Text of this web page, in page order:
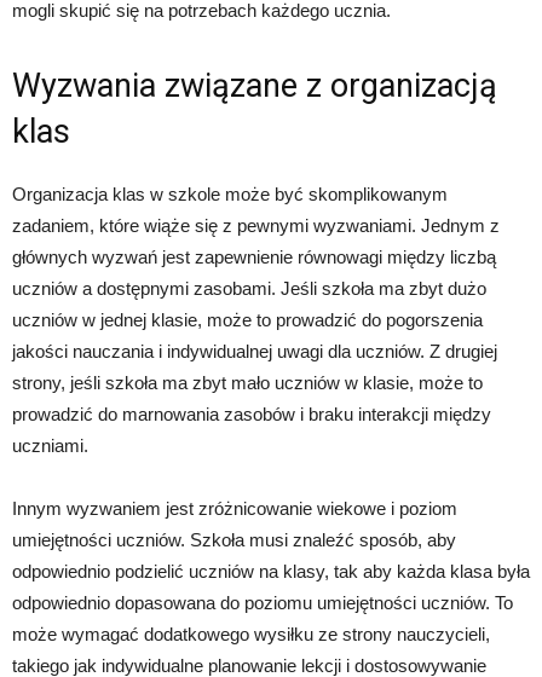
mogli skupić się na potrzebach każdego ucznia.
Wyzwania związane z organizacją
klas
Organizacja klas w szkole może być skomplikowanym
zadaniem, które wiąże się z pewnymi wyzwaniami. Jednym z
głównych wyzwań jest zapewnienie równowagi między liczbą
uczniów a dostępnymi zasobami. Jeśli szkoła ma zbyt dużo
uczniów w jednej klasie, może to prowadzić do pogorszenia
jakości nauczania i indywidualnej uwagi dla uczniów. Z drugiej
strony, jeśli szkoła ma zbyt mało uczniów w klasie, może to
prowadzić do marnowania zasobów i braku interakcji między
uczniami.
Innym wyzwaniem jest zróżnicowanie wiekowe i poziom
umiejętności uczniów. Szkoła musi znaleźć sposób, aby
odpowiednio podzielić uczniów na klasy, tak aby każda klasa była
odpowiednio dopasowana do poziomu umiejętności uczniów. To
może wymagać dodatkowego wysiłku ze strony nauczycieli,
takiego jak indywidualne planowanie lekcji i dostosowywanie